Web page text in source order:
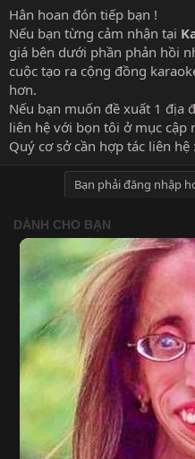
Hân hoan đón tiếp bạn !
Nếu bạn từng cảm nhận tại
giá bên dưới phần phản hồi
cuộc tạo ra cộng đồng
hơn.
Nếu bạn muốn đề xuất 1 địa
liên hệ với bọn tôi ở mục cập
Quý cơ sở cần hợp tác liên
Bạn phải đăng nhập